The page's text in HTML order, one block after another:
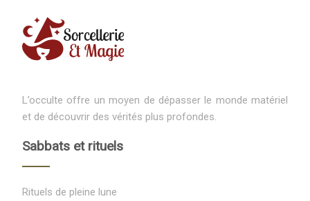
L’occulte offre un moyen de dépasser le monde matériel
et de découvrir des vérités plus profondes.
Sabbats et rituels
Rituels de pleine lune